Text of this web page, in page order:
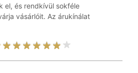
el, és rendkívül sokféle
vásárlóit. Az árukínálat